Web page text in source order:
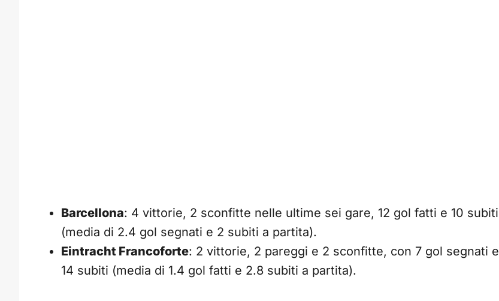
Barcellona: 4 vittorie, 2 sconfitte nelle ultime sei gare, 12 gol fatti e 10 subiti
(media di 2.4 gol segnati e 2 subiti a partita).
Eintracht Francoforte: 2 vittorie, 2 pareggi e 2 sconfitte, con 7 gol segnati e
14 subiti (media di 1.4 gol fatti e 2.8 subiti a partita).